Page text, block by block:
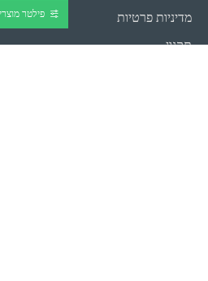
מדיניות פרטיות
תקנון
פילטר